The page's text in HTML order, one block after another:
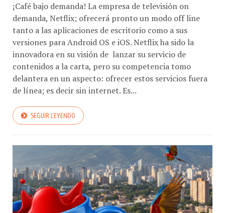
¡Café bajo demanda! La empresa de televisión on
demanda, Netflix; ofrecerá pronto un modo off line
tanto a las aplicaciones de escritorio como a sus
versiones para Android OS e iOS. Netflix ha sido la
innovadora en su visión de lanzar su servicio de
contenidos a la carta, pero su competencia tomo
delantera en un aspecto: ofrecer estos servicios fuera
de línea; es decir sin internet. Es...
SEGUIR LEYENDO